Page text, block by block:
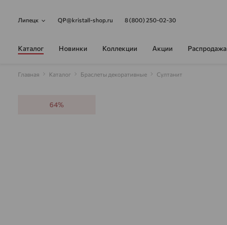
Липецк QP@kristall-shop.ru 8 (800) 250-02-30
Каталог Новинки Коллекции Акции Распродажа
Главная Каталог Браслеты декоративные Султанит
64%